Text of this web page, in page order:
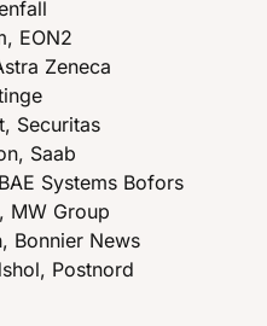
EON2
Zeneca
Securitas
Saab
Systems Bofors
MW Group
Bonnier News
Postnord